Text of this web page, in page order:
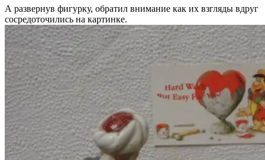
А развернув фигурку, обратил внимание как их взгляды вдруг
сосредоточились на картинке.